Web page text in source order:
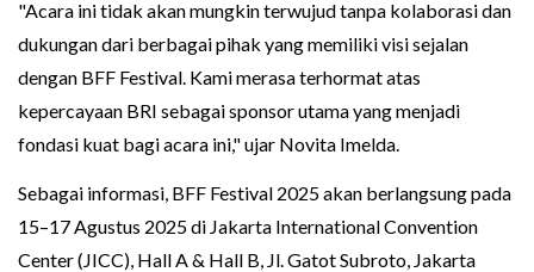
"Acara ini tidak akan mungkin terwujud tanpa kolaborasi dan
dukungan dari berbagai pihak yang memiliki visi sejalan
dengan BFF Festival. Kami merasa terhormat atas
kepercayaan BRI sebagai sponsor utama yang menjadi
fondasi kuat bagi acara ini," ujar Novita Imelda.
Sebagai informasi, BFF Festival 2025 akan berlangsung pada
15–17 Agustus 2025 di Jakarta International Convention
Center (JICC), Hall A & Hall B, Jl. Gatot Subroto, Jakarta